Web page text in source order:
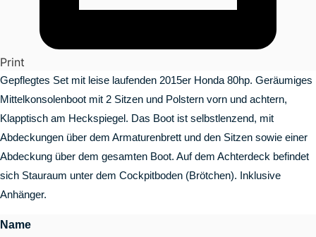
Print
Gepflegtes Set mit leise laufenden 2015er Honda 80hp. Geräumiges
Mittelkonsolenboot mit 2 Sitzen und Polstern vorn und achtern,
Klapptisch am Heckspiegel. Das Boot ist selbstlenzend, mit
Abdeckungen über dem Armaturenbrett und den Sitzen sowie einer
Abdeckung über dem gesamten Boot. Auf dem Achterdeck befindet
sich Stauraum unter dem Cockpitboden (Brötchen). Inklusive
Anhänger.
Name